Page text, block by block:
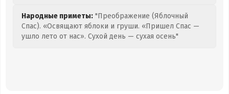
Народные приметы: "Преображение (Яблочный
Спас). «Освящают яблоки и груши. «Пришел Спас —
ушло лето от нас». Сухой день — сухая осень"